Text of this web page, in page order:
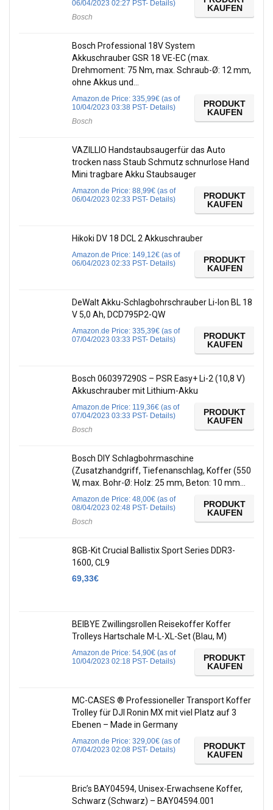
06/04/2023 02:27 PST- Details)
Bosch
KAUFEN
Bosch Professional 18V System
Akkuschrauber GSR 18 VE-EC (max.
Drehmoment: 75 Nm, max. Schraub-Ø: 12 mm,
ohne Akkus und…
Amazon.de Price: 335,99€ (as of
10/04/2023 03:38 PST- Details)
Bosch
PRODUKT
KAUFEN
VAZILLIO Handstaubsaugerfür das Auto
trocken nass Staub Schmutz schnurlose Hand
Mini tragbare Akku Staubsauger
Amazon.de Price: 88,99€ (as of
06/04/2023 02:33 PST- Details)
PRODUKT
KAUFEN
Hikoki DV 18 DCL 2 Akkuschrauber
Amazon.de Price: 149,12€ (as of
06/04/2023 02:33 PST- Details)
PRODUKT
KAUFEN
DeWalt Akku-Schlagbohrschrauber Li-Ion BL 18
V 5,0 Ah, DCD795P2-QW
Amazon.de Price: 335,39€ (as of
07/04/2023 03:33 PST- Details)
PRODUKT
KAUFEN
Bosch 060397290S – PSR Easy+ Li-2 (10,8 V)
Akkuschrauber mit Lithium-Akku
Amazon.de Price: 119,36€ (as of
07/04/2023 03:33 PST- Details)
Bosch
PRODUKT
KAUFEN
Bosch DIY Schlagbohrmaschine
(Zusatzhandgriff, Tiefenanschlag, Koffer (550
W, max. Bohr-Ø: Holz: 25 mm, Beton: 10 mm…
Amazon.de Price: 48,00€ (as of
08/04/2023 02:48 PST- Details)
Bosch
PRODUKT
KAUFEN
8GB-Kit Crucial Ballistix Sport Series DDR3-
1600, CL9
69,33€
BEIBYE Zwillingsrollen Reisekoffer Koffer
Trolleys Hartschale M-L-XL-Set (Blau, M)
Amazon.de Price: 54,90€ (as of
10/04/2023 02:18 PST- Details)
PRODUKT
KAUFEN
MC-CASES ® Professioneller Transport Koffer
Trolley für DJI Ronin MX mit viel Platz auf 3
Ebenen – Made in Germany
Amazon.de Price: 329,00€ (as of
07/04/2023 02:08 PST- Details)
PRODUKT
KAUFEN
Bric’s BAY04594, Unisex-Erwachsene Koffer,
Schwarz (Schwarz) – BAY04594.001